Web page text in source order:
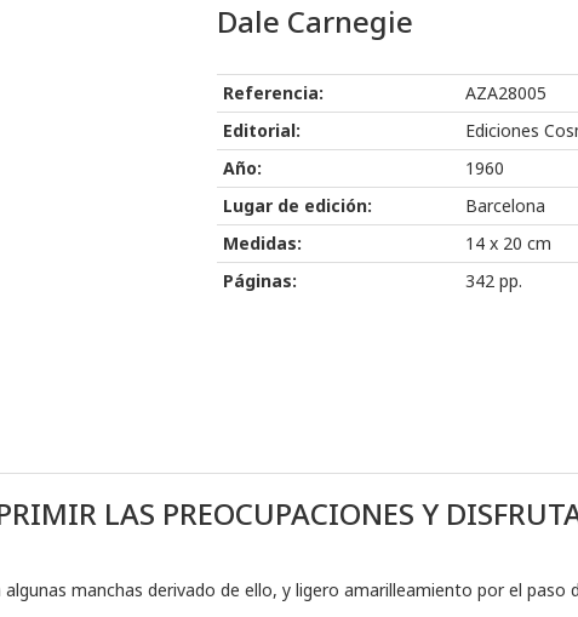
Dale Carnegie
Referencia:
AZA28005
Editorial:
Ediciones
Año:
1960
Lugar de edición:
Barcelona
Medidas:
14 x 20 cm
Páginas:
342 pp.
LAS PREOCUPACIONES Y
manchas derivado de ello, y ligero amarilleamiento por el paso